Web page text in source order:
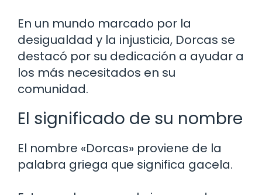
En un mundo marcado por la
desigualdad y la injusticia, Dorcas se
destacó por su dedicación a ayudar a
los más necesitados en su
comunidad.
El significado de su nombre
El nombre «Dorcas» proviene de la
palabra griega que significa gacela.